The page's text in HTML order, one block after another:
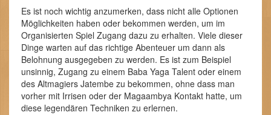
Es ist noch wichtig anzumerken, dass nicht alle Optionen
Möglichkeiten haben oder bekommen werden, um im
Organisierten Spiel Zugang dazu zu erhalten. Viele dieser
Dinge warten auf das richtige Abenteuer um dann als
Belohnung ausgegeben zu werden. Es ist zum Beispiel
unsinnig, Zugang zu einem Baba Yaga Talent oder einem
des Altmagiers Jatembe zu bekommen, ohne dass man
vorher mit Irrisen oder der Magaambya Kontakt hatte, um
diese legendären Techniken zu erlernen.